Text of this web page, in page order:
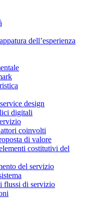
dell’esperienza
design
digitali
coinvolti
di valore
costitutivi del
del servizio
flussi di servizio